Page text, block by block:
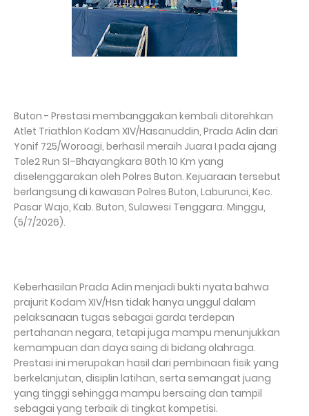
Buton - Prestasi membanggakan kembali ditorehkan
Atlet Triathlon Kodam XIV/Hasanuddin, Prada Adin dari
Yonif 725/Woroagi, berhasil meraih Juara I pada ajang
Tole2 Run SI–Bhayangkara 80th 10 Km yang
diselenggarakan oleh Polres Buton. Kejuaraan tersebut
berlangsung di kawasan Polres Buton, Laburunci, Kec.
Pasar Wajo, Kab. Buton, Sulawesi Tenggara. Minggu,
(5/7/2026).
Keberhasilan Prada Adin menjadi bukti nyata bahwa
prajurit Kodam XIV/Hsn tidak hanya unggul dalam
pelaksanaan tugas sebagai garda terdepan
pertahanan negara, tetapi juga mampu menunjukkan
kemampuan dan daya saing di bidang olahraga.
Prestasi ini merupakan hasil dari pembinaan fisik yang
berkelanjutan, disiplin latihan, serta semangat juang
yang tinggi sehingga mampu bersaing dan tampil
sebagai yang terbaik di tingkat kompetisi.